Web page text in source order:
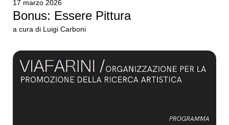
17 marzo 2026
Bonus: Essere Pittura
a cura di Luigi Carboni